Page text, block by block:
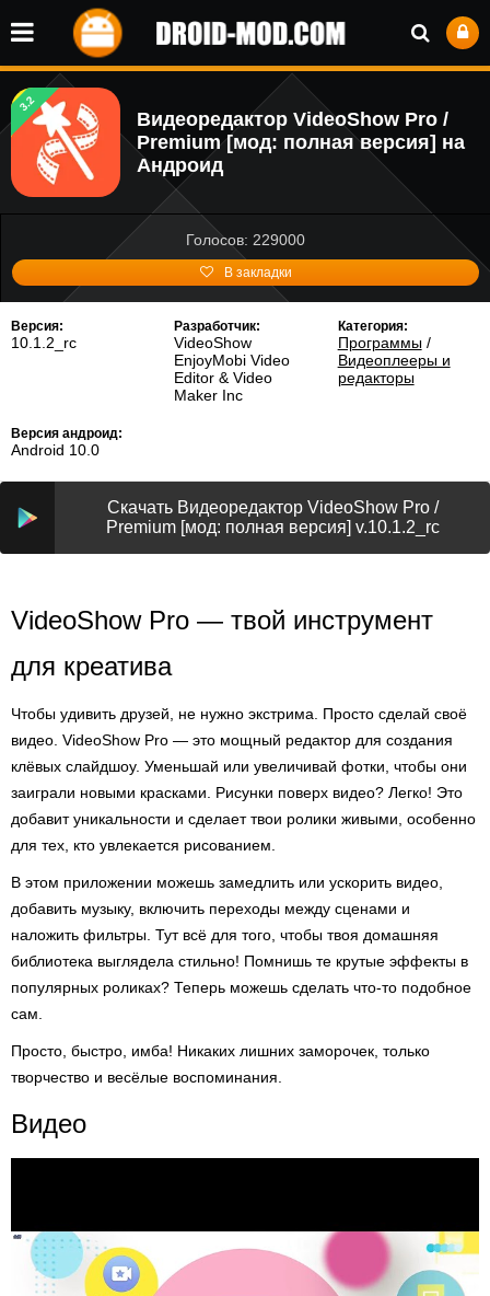
3.2
Видеоредактор VideoShow Pro /
Premium [мод: полная версия] на
Андроид
Голосов: 229000
В закладки
Версия:
10.1.2_rc
Разработчик:
VideoShow
EnjoyMobi Video
Editor & Video
Maker Inc
Категория:
Программы/
Видеоплееры и
редакторы
Версия андроид:
Android 10.0
Скачать Видеоредактор VideoShow Pro /
Premium [мод: полная версия] v.10.1.2_rc
VideoShow Pro — твой инструмент
для креатива
Чтобы удивить друзей, не нужно экстрима. Просто сделай своё
видео. VideoShow Pro — это мощный редактор для создания
клёвых слайдшоу. Уменьшай или увеличивай фотки, чтобы они
заиграли новыми красками. Рисунки поверх видео? Легко! Это
добавит уникальности и сделает твои ролики живыми, особенно
для тех, кто увлекается рисованием.
В этом приложении можешь замедлить или ускорить видео,
добавить музыку, включить переходы между сценами и
наложить фильтры. Тут всё для того, чтобы твоя домашняя
библиотека выглядела стильно! Помнишь те крутые эффекты в
популярных роликах? Теперь можешь сделать что-то подобное
сам.
Просто, быстро, имба! Никаких лишних заморочек, только
творчество и весёлые воспоминания.
Видео